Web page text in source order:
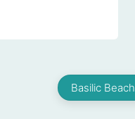
Basilic Beach